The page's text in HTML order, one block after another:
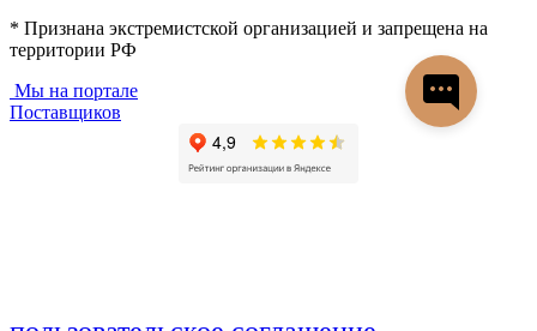
* Признана экстремистской организацией и запрещена на
территории РФ
Мы на портале
Поставщиков